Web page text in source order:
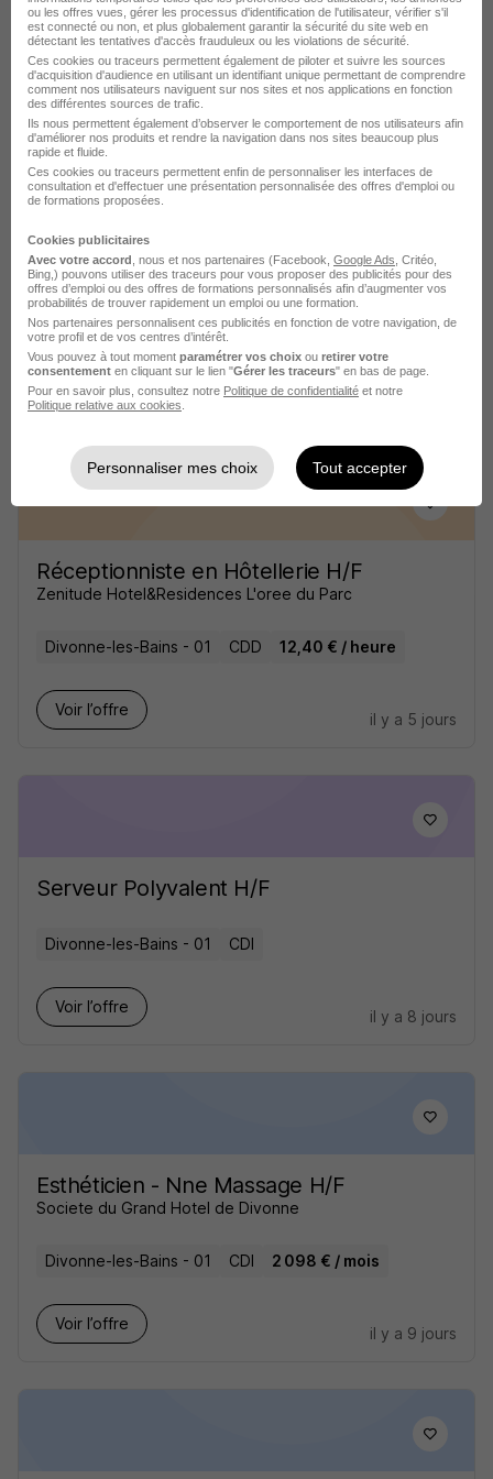
Divonne-les-Bains - 01 CDI 12,31 - 12,73 € / heure
Voir l’offre
il y a 3 jours
Hôte - Hôtesse d'Accueil H/F
Societe D'exploitation du Casino de Divo
Divonne-les-Bains - 01 CDI 2 135 € / mois
Voir l’offre
Réceptionniste en Hôtellerie H/F
Zenitude Hotel&Residences L'oree du Parc
Divonne-les-Bains - 01 CDD 12,40 € / heure
Voir l’offre
il y a 5 jours
Serveur Polyvalent H/F
Divonne-les-Bains - 01 CDI
Voir l’offre
il y a 8 jours
Esthéticien - Nne Massage H/F
Societe du Grand Hotel de Divonne
Divonne-les-Bains - 01 CDI 2 098 € / mois
Voir l’offre
il y a 9 jours
ou les offres vues, gérer les processus d'identification de l'utilisateur, vérifier s'il
est connecté ou non, et plus globalement garantir la sécurité du site web en
détectant les tentatives d'accès frauduleux ou les violations de sécurité.
Ces cookies ou traceurs permettent également de piloter et suivre les sources
d'acquisition d'audience en utilisant un identifiant unique permettant de comprendre
comment nos utilisateurs naviguent sur nos sites et nos applications en fonction
des différentes sources de trafic.
Ils nous permettent également d’observer le comportement de nos utilisateurs afin
d'améliorer nos produits et rendre la navigation dans nos sites beaucoup plus
rapide et fluide.
Ces cookies ou traceurs permettent enfin de personnaliser les interfaces de
consultation et d'effectuer une présentation personnalisée des offres d'emploi ou
de formations proposées.
Cookies publicitaires
Avec votre accord , nous et nos partenaires (Facebook, Google Ads , Critéo,
Bing,) pouvons utiliser des traceurs pour vous proposer des publicités pour des
offres d’emploi ou des offres de formations personnalisés afin d’augmenter vos
probabilités de trouver rapidement un emploi ou une formation.
Nos partenaires personnalisent ces publicités en fonction de votre navigation, de
votre profil et de vos centres d’intérêt.
Vous pouvez à tout moment paramétrer vos choix ou retirer votre
consentement en cliquant sur le lien "Gérer les traceurs" en bas de page.
Pour en savoir plus, consultez notre Politique de confidentialité et notre
Politique relative aux cookies
Personnaliser mes choix Tout accepter